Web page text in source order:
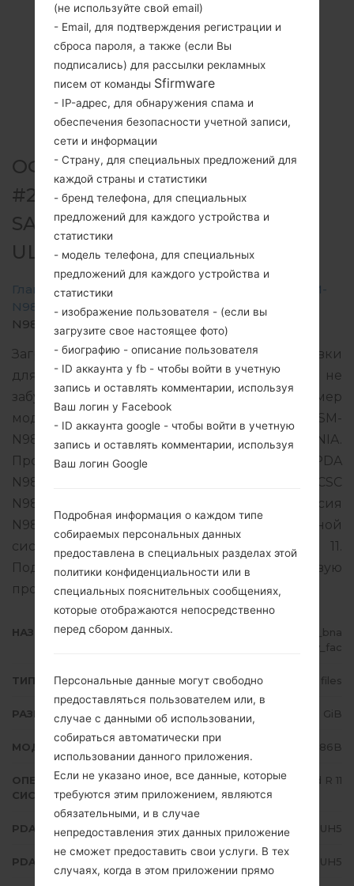
ОФИЦИАЛЬНАЯ ПРОШИВКА
#264031 ДЛЯ SM-N986B -
SAMSUNGGALAXY NOTE 20
ULTRA 5G
Главная →Galaxy Note 20 Ultra 5G
SamsungSM-
N986B
→SM-
N986B_1_20210819092756_bnatylf6qv_fac.zip
Загрузите последнее обновление прошивки
для Samsung Galaxy Note 20 Ultra 5G, но не
забудьте проверить, соответствует ли номер
модели вашего смартфона указанному SM-
N986B. Код прошивки ORO для ROMANIA.
Продукт поставляется с версией PDA
N986BXXS3DUH5 и версия CSC
N986BOXM3DUH5, MODEM версия
N986BXXU3DUH2. Версия операционной
системы данной прошивки Android R 11.
Подробная инструкция, как прошить стоковую
прошивку на устройства Samsungздесь
НАЗВАНИЕ ФАЙЛА
SM-N986B_1_20210819092756_bna
tylf6qv_fac
ТИП ПРОШИВКИ 4 files
РАЗМЕР ФАЙЛА 7.32 GiB
МОДЕЛЬ Samsung SM-N986B
ОПЕРАЦИОННАЯ
СИСТЕМА
Android R 11
PDA/AP ВЕРСИЯ N986BXXS3DUH5
PDA/AP ВЕРСИЯ N986BOXM3DUH5
(не используйте свой email)
- Email, для подтверждения регистрации и
сброса пароля, а также (если Вы
подписались) для рассылки рекламных
писем от команды Sfirmware
- IP-адрес, для обнаружения спама и
обеспечения безопасности учетной записи,
сети и информации
- Страну, для специальных предложений для
каждой страны и статистики
- бренд телефона, для специальных
предложений для каждого устройства и
статистики
- модель телефона, для специальных
предложений для каждого устройства и
статистики
- изображение пользователя - (если вы
загрузите свое настоящее фото)
- биографию - описание пользователя
- ID аккаунта у fb - чтобы войти в учетную
запись и оставлять комментарии, используя
Ваш логин у Facebook
- ID аккаунта google - чтобы войти в учетную
запись и оставлять комментарии, используя
Ваш логин Google
Подробная информация о каждом типе
собираемых персональных данных
предоставлена в специальных разделах этой
политики конфиденциальности или в
специальных пояснительных сообщениях,
которые отображаются непосредственно
перед сбором данных.
Персональные данные могут свободно
предоставляться пользователем или, в
случае с данными об использовании,
собираться автоматически при
использовании данного приложения.
Если не указано иное, все данные, которые
требуются этим приложением, являются
обязательными, и в случае
непредоставления этих данных приложение
не сможет предоставить свои услуги. В тех
случаях, когда в этом приложении прямо